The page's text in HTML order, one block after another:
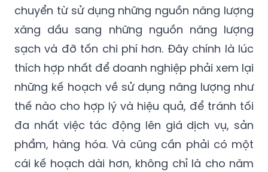
chuyển từ sử dụng những nguồn năng lượng
xăng dầu sang những nguồn năng lượng
sạch và đỡ tốn chi phí hơn. Đây chính là lúc
thích hợp nhất để doanh nghiệp phải xem lại
những kế hoạch về sử dụng năng lượng như
thế nào cho hợp lý và hiệu quả, để tránh tối
đa nhất việc tác động lên giá dịch vụ, sản
phẩm, hàng hóa. Và cũng cần phải có một
cái kế hoạch dài hơn, không chỉ là cho năm